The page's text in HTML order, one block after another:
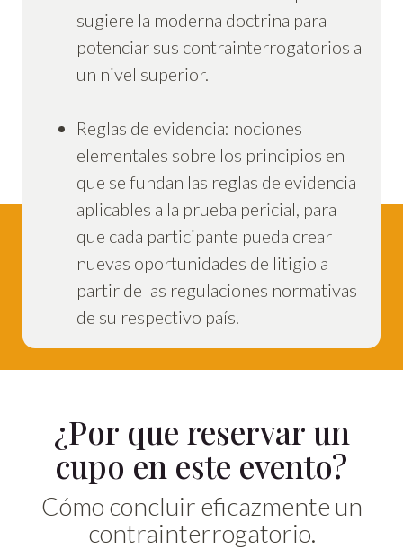
sugiere la moderna doctrina para
potenciar sus contrainterrogatorios a
un nivel superior.
Reglas de evidencia: nociones
elementales sobre los principios en
que se fundan las reglas de evidencia
aplicables a la prueba pericial, para
que cada participante pueda crear
nuevas oportunidades de litigio a
partir de las regulaciones normativas
de su respectivo país.
¿Por que reservar un
cupo en este evento?
Cómo concluir eficazmente un
contrainterrogatorio.